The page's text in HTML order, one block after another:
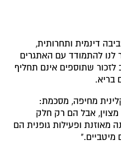
דינמית ותחרותית,
לנו להתמודד עם האתגרים
לזכור שתוספים אינם תחליף
בריא.
מחיפה, מסכמת:
מצוין, אבל הם רק חלק
מאוזנת ופעילות גופנית הם
מיטביים."